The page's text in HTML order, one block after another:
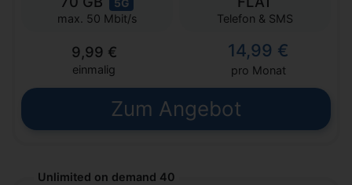
5G
max. 50 Mbit/s Telefon & SMS
9,99 €
einmalig
14,99 €
pro Monat
Zum Angebot
Unlimited on demand 40